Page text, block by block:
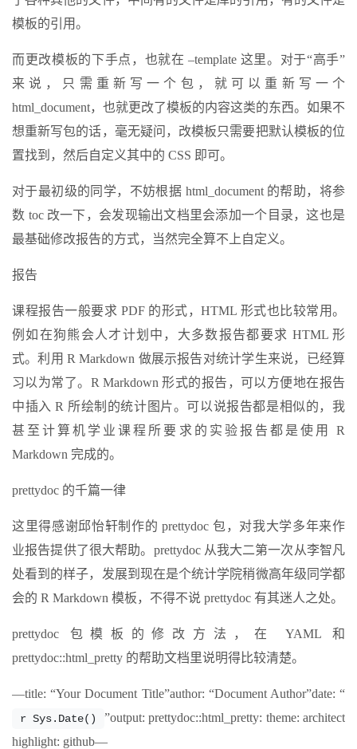
模板的引用。
而更改模板的下手点，也就在 –template 这里。对于“高手”
来说，只需重新写一个包，就可以重新写一个
html_document，也就更改了模板的内容这类的东西。如果不
想重新写包的话，毫无疑问，改模板只需要把默认模板的位
置找到，然后自定义其中的 CSS 即可。
对于最初级的同学，不妨根据 html_document 的帮助，将参
数 toc 改一下，会发现输出文档里会添加一个目录，这也是
最基础修改报告的方式，当然完全算不上自定义。
报告
课程报告一般要求 PDF 的形式，HTML 形式也比较常用。
例如在狗熊会人才计划中，大多数报告都要求 HTML 形
式。利用 R Markdown 做展示报告对统计学生来说，已经算
习以为常了。R Markdown 形式的报告，可以方便地在报告
中插入 R 所绘制的统计图片。可以说报告都是相似的，我
甚至计算机学业课程所要求的实验报告都是使用 R
Markdown 完成的。
prettydoc 的千篇一律
这里得感谢邱怡轩制作的 prettydoc 包，对我大学多年来作
业报告提供了很大帮助。prettydoc 从我大二第一次从李智凡
处看到的样子，发展到现在是个统计学院稍微高年级同学都
会的 R Markdown 模板，不得不说 prettydoc 有其迷人之处。
prettydoc 包模板的修改方法，在 YAML 和
prettydoc::html_pretty 的帮助文档里说明得比较清楚。
—title: “Your Document Title”author: “Document Author”date: “
r Sys.Date()
”output: prettydoc::html_pretty: theme: architect
highlight: github—